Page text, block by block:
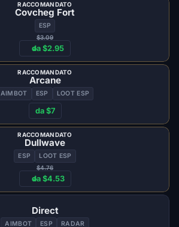
RACCOMANDATO
Covcheg Fort
ESP
$3.09
da $2.95
RACCOMANDATO
Arcane
AIMBOT ESP LOOT ESP
da $7
RACCOMANDATO
Dullwave
ESP LOOT ESP
$4.76
da $4.53
Direct
AIMBOT ESP RADAR